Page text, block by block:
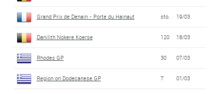
Grand Prix de Denain - Porte du Hainaut sto. 19/03
Danilith Nokere Koerse 120 18/03
Rhodes GP 30 07/03
Region on Dodecanese GP 7 01/03